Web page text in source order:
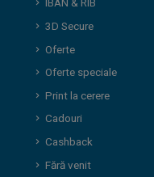
IBAN & RIB
3D Secure
Oferte
Oferte speciale
Print la cerere
Cadouri
Cashback
Fără venit